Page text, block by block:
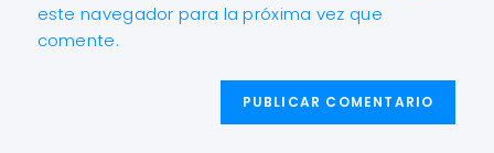
este navegador para la próxima vez que
comente.